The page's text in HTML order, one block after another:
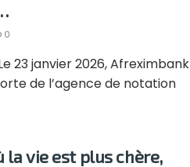
0
23 janvier 2026, Afreximbank
de l’agence de notation
la vie est plus chère,